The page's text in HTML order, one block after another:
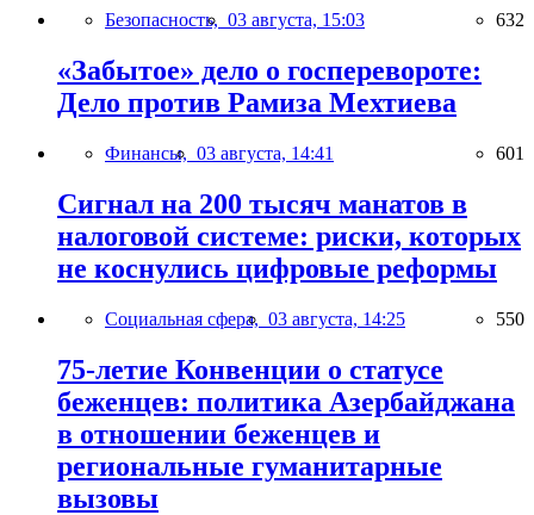
Безопасность, 03 августа, 15:03 632
«Забытое» дело о госперевороте:
Дело против Рамиза Мехтиева
Финансы, 03 августа, 14:41 601
Сигнал на 200 тысяч манатов в
налоговой системе: риски, которых
не коснулись цифровые реформы
Социальная сфера, 03 августа, 14:25 550
75-летие Конвенции о статусе
беженцев: политика Азербайджана
в отношении беженцев и
региональные гуманитарные
вызовы